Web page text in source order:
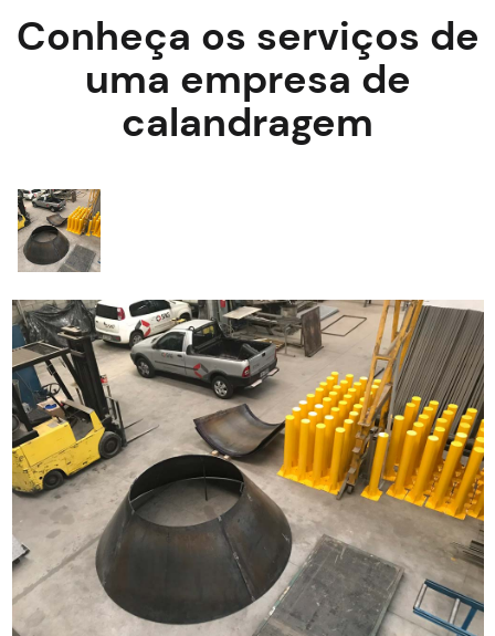
Conheça os serviços de
uma empresa de
calandragem